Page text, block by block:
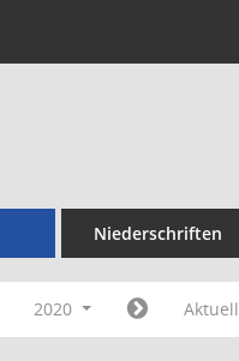
Niederschriften
2020 Aktuell